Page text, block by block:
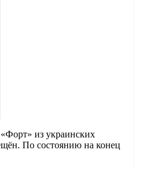
из украинских
По состоянию на конец